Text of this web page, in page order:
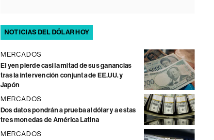
NOTICIAS DEL DÓLAR HOY
MERCADOS
El yen pierde casi la mitad de sus ganancias
tras la intervención conjunta de EE.UU. y
Japón
MERCADOS
Dos datos pondrán a prueba al dólar y a estas
tres monedas de América Latina
MERCADOS